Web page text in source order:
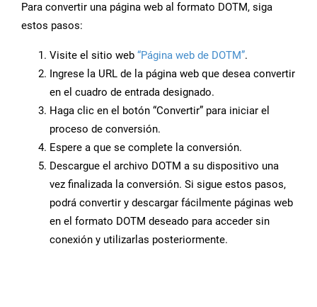
Para convertir una página web al formato DOTM, siga
estos pasos:
Visite el sitio web “Página web de DOTM”.
Ingrese la URL de la página web que desea convertir
en el cuadro de entrada designado.
Haga clic en el botón “Convertir” para iniciar el
proceso de conversión.
Espere a que se complete la conversión.
Descargue el archivo DOTM a su dispositivo una
vez finalizada la conversión. Si sigue estos pasos,
podrá convertir y descargar fácilmente páginas web
en el formato DOTM deseado para acceder sin
conexión y utilizarlas posteriormente.